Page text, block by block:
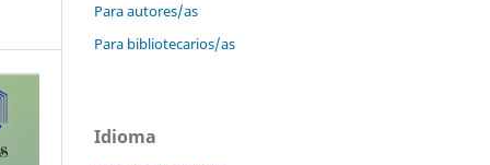
Para autores/as
Para bibliotecarios/as
Idioma